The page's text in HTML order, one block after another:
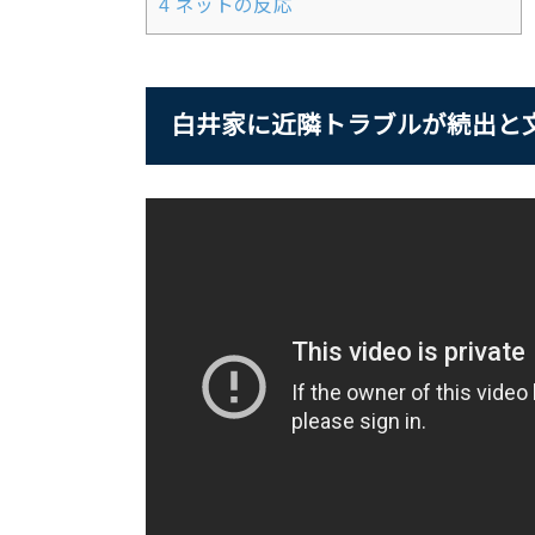
4 ネットの反応
白井家に近隣トラブルが続出と